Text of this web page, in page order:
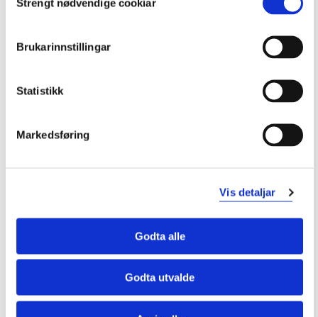
Selection
Strengt nødvendige cookiar
Brukarinnstillingar
Statistikk
Markedsføring
Vis detaljar
Godta alle
Godta utvalde
kan planlegge og legge til rette for et inkluderende,
kan lede og veilede barn og barnegrupper og møte
barn sitt engasjement og deres undring med
egen hverdag.
kan legge til legge til rette for et inkluderende,
utforskende og estetisk leke- og læringsmiljø i SFO
kan gå inn i egen praksis i SFO og kritisk reflektere
kan være en inspirerende voksen som er tett på